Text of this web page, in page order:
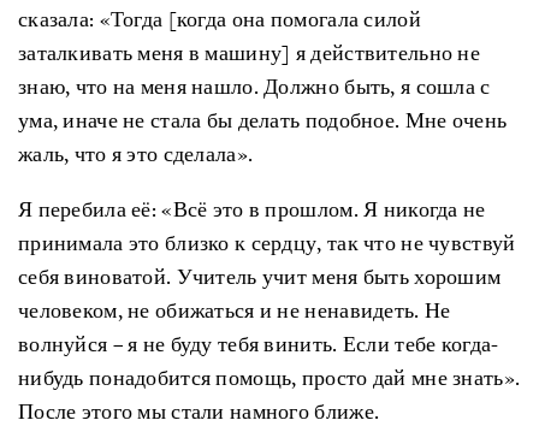
сказала: «Тогда [когда она помогала силой
заталкивать меня в машину] я действительно не
знаю, что на меня нашло. Должно быть, я сошла с
ума, иначе не стала бы делать подобное. Мне очень
жаль, что я это сделала».
Я перебила её: «Всё это в прошлом. Я никогда не
принимала это близко к сердцу, так что не чувствуй
себя виноватой. Учитель учит меня быть хорошим
человеком, не обижаться и не ненавидеть. Не
волнуйся – я не буду тебя винить. Если тебе когда-
нибудь понадобится помощь, просто дай мне знать».
После этого мы стали намного ближе.